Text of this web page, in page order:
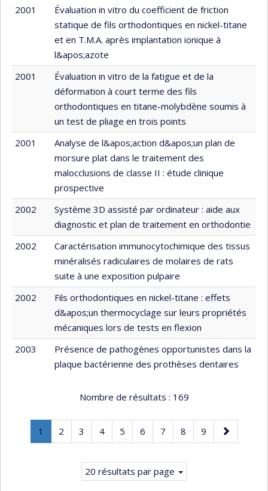
2001
Évaluation in vitro du coefficient de friction
statique de fils orthodontiques en nickel-titane
et en T.M.A. après implantation ionique à
l&apos;azote
2001
Évaluation in vitro de la fatigue et de la
déformation à court terme des fils
orthodontiques en titane-molybdène soumis à
un test de pliage en trois points
2001
Analyse de l&apos;action d&apos;un plan de
morsure plat dans le traitement des
malocclusions de classe II : étude clinique
prospective
2002
Système 3D assisté par ordinateur : aide aux
diagnostic et plan de traitement en orthodontie
2002
Caractérisation immunocytochimique des tissus
minéralisés radiculaires de molaires de rats
suite à une exposition pulpaire
2002
Fils orthodontiques en nickel-titane : effets
d&apos;un thermocyclage sur leurs propriétés
mécaniques lors de tests en flexion
2003
Présence de pathogènes opportunistes dans la
plaque bactérienne des prothèses dentaires
Nombre de résultats : 169
Page
1
Page
Page
2 Page
3 Page
4 Page
5 Page
6 Page
7 Page
8 Page
9
Page
suivante
20 résultats par page